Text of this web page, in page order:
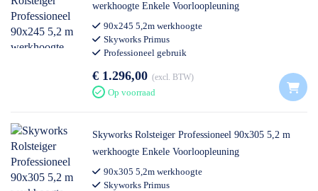
werkhoogte Enkele Voorloopleuning
90x245 5,2m werkhoogte
Skyworks Primus
Professioneel gebruik
€ 1.296,00 excl. BTW
Op voorraad
Skyworks Rolsteiger Professioneel 90x305 5,2 m
werkhoogte Enkele Voorloopleuning
90x305 5,2m werkhoogte
Skyworks Primus